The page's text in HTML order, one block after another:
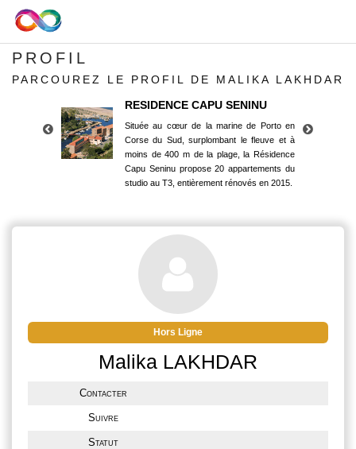
PROFIL
PARCOUREZ LE PROFIL DE MALIKA LAKHDAR
RESIDENCE CAPU SENINU
Située au cœur de la marine de Porto en
Corse du Sud, surplombant le fleuve et à
moins de 400 m de la plage, la Résidence
Capu Seninu propose 20 appartements du
studio au T3, entièrement rénovés en 2015.
Corse du Sud, surplombant le fleuve et à
moins de 400 m de la plage, la Résidence
Capu Seninu propose 20 appartements du
studio au T3, entièrement rénovés en 2015.
Hors Ligne
Malika LAKHDAR
Contacter
Suivre
Statut